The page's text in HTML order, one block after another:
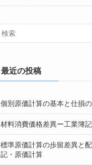
最近の投稿
個別原価計算の基本と仕損
材料消費価格差異ー工業簿
標準原価計算の歩留差異と
記・原価計算